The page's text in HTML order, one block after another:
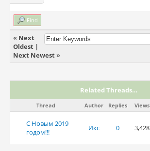
Find
« Next
Oldest|
Next Newest»
Related Threads…
Thread Author Replies Views
С Новым 2019
годом!!!
Икс 0 3,428